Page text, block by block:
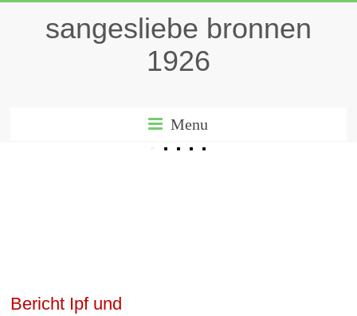
sangesliebe bronnen
1926
Menu
Bericht Ipf und